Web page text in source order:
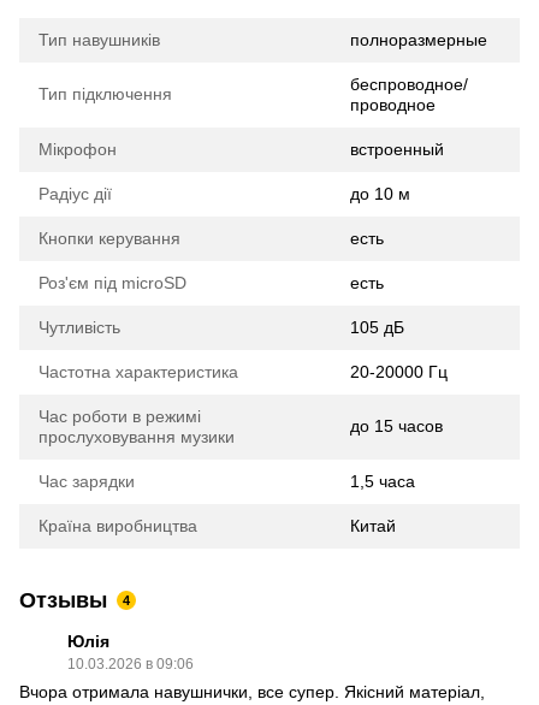
Тип навушників полноразмерные
Тип підключення
беспроводное/
проводное
Мікрофон встроенный
Радіус дії до 10 м
Кнопки керування есть
Роз'єм під microSD есть
Чутливість 105 дБ
Частотна характеристика 20-20000 Гц
Час роботи в режимі
прослуховування музики
до 15 часов
Час зарядки 1,5 часа
Країна виробництва Китай
Отзывы 4
Юлія
10.03.2026 в 09:06
Вчора отримала навушнички, все супер. Якісний матеріал,